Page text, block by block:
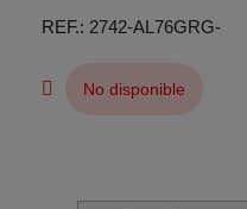
REF. 2742-AL76GRG-
No disponible